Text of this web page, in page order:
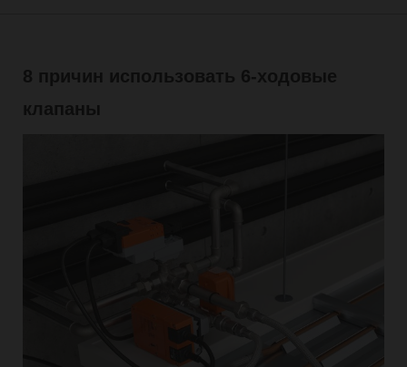
8 причин использовать 6-ходовые
клапаны